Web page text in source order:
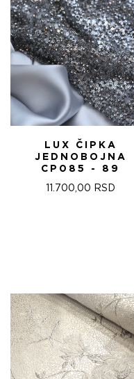
LUX ČIPKA
JEDNOBOJNA
CP085 - 89
11.700,00 RSD